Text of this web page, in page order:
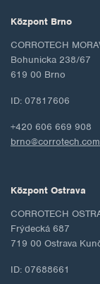
Központ Brno
CORROTECH
Bohunicka 238/67
619 00 Brno
ID: 07817606
+420 606 669 908
brno@corrotech.com
Központ Ostrava
CORROTECH
Frýdecká 687
719 00 Ostrava
ID: 07688661